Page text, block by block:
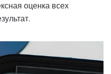
оценка всех